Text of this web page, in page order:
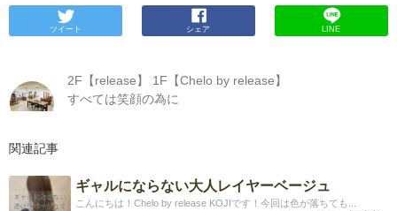
ツイート シェア LINE
2F【release】 1F【Chelo by release】
すべては笑顔の為に
関連記事
ギャルにならない大人レイヤーベージュ
こんにちは！Chelo by release KOJIです！今回は色が落ちても...